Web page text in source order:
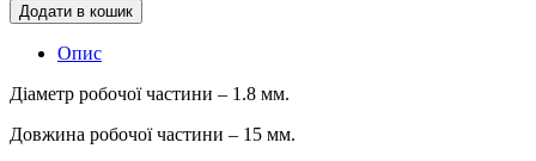
Додати в кошик
Опис
Діаметр робочої частини – 1.8 мм.
Довжина робочої частини – 15 мм.